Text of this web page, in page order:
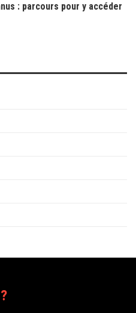
: parcours pour y accéder